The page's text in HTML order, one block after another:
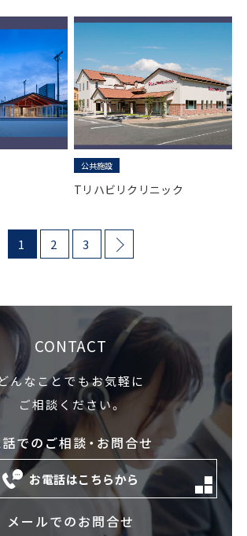
公共施設
Tリハビリクリニック
1 2 3
CONTACT
どんなことでもお気軽に
ご相談ください。
でのご相談・お問合せ
お電話はこちらから
メールでのお問合せ